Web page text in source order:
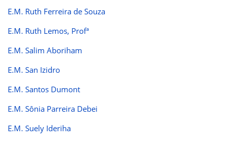
E.M. Ruth Ferreira de Souza
E.M. Ruth Lemos, Profª
E.M. Salim Aboriham
E.M. San Izidro
E.M. Santos Dumont
E.M. Sônia Parreira Debei
E.M. Suely Ideriha